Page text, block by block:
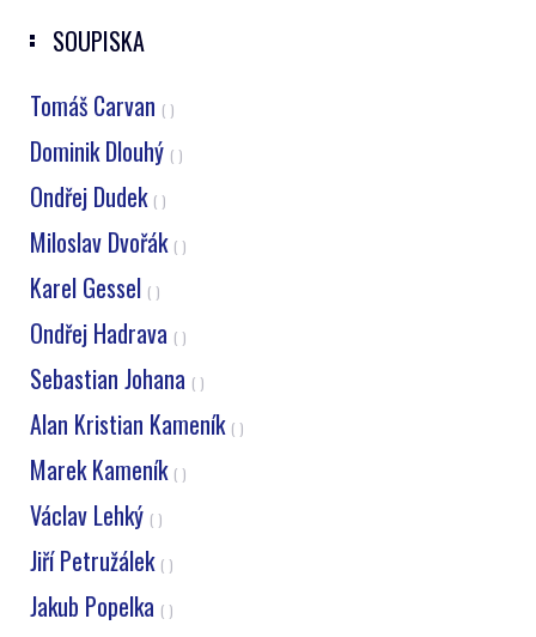
SOUPISKA
Tomáš Carvan ( )
Dominik Dlouhý ( )
Ondřej Dudek ( )
Miloslav Dvořák ( )
Karel Gessel ( )
Ondřej Hadrava ( )
Sebastian Johana ( )
Alan Kristian Kameník ( )
Marek Kameník ( )
Václav Lehký ( )
Jiří Petružálek ( )
Jakub Popelka ( )